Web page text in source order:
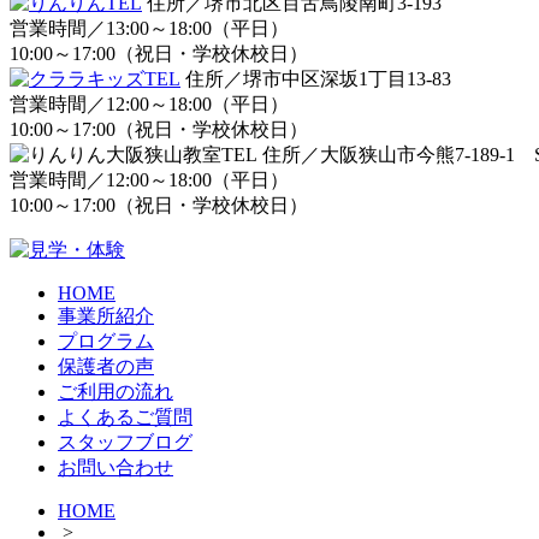
営業時間／13:00～18:00（平日）
10:00～17:00（祝日・学校休校日）
住所／堺市中区深坂1丁目13-83
営業時間／12:00～18:00（平日）
10:00～17:00（祝日・学校休校日）
住所／大阪狭山市今熊7-189-1
営業時間／12:00～18:00（平日）
10:00～17:00（祝日・学校休校日）
HOME
事業所紹介
プログラム
保護者の声
ご利用の流れ
よくあるご質問
スタッフブログ
お問い合わせ
HOME
>